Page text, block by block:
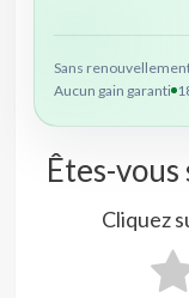
Sans
Aucun gain garanti
Êtes-vous
Cliquez